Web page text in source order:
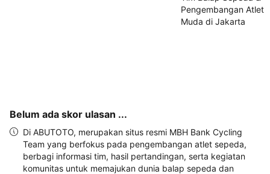
Belum ada skor ulasan ...
Di ABUTOTO, merupakan situs resmi MBH Bank Cycling
Team yang berfokus pada pengembangan atlet sepeda,
berbagi informasi tim, hasil pertandingan, serta kegiatan
komunitas untuk memajukan dunia balap sepeda dan